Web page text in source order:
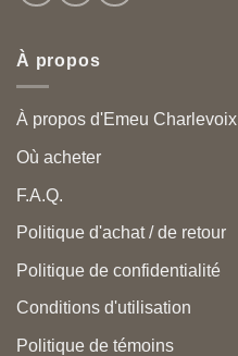
À propos
À propos d'Emeu Charlevoix
Où acheter
F.A.Q.
Politique d'achat / de retour
Politique de confidentialité
Conditions d'utilisation
Politique de témoins